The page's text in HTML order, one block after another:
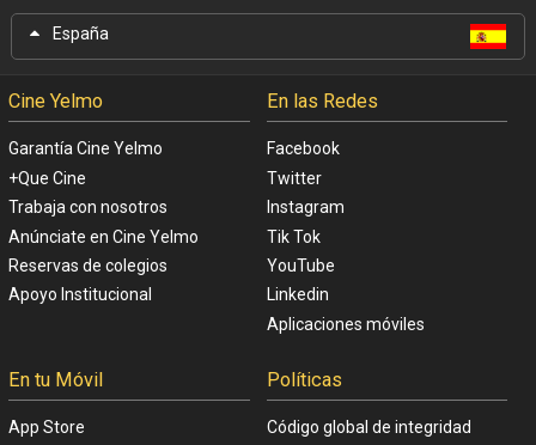
España
Cine Yelmo
Garantía Cine Yelmo
+Que Cine
Trabaja con nosotros
Anúnciate en Cine Yelmo
Reservas de colegios
Apoyo Institucional
En las Redes
Facebook
Twitter
Instagram
Tik Tok
YouTube
Linkedin
Aplicaciones móviles
En tu Móvil
App Store
Políticas
Código global de integridad